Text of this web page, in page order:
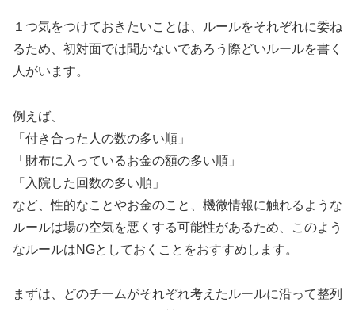
１つ気をつけておきたいことは、ルールをそれぞれに委ね
るため、初対面では聞かないであろう際どいルールを書く
人がいます。
例えば、
「付き合った人の数の多い順」
「財布に入っているお金の額の多い順」
「入院した回数の多い順」
など、性的なことやお金のこと、機微情報に触れるような
ルールは場の空気を悪くする可能性があるため、このよう
なルールはNGとしておくことをおすすめします。
まずは、どのチームがそれぞれ考えたルールに沿って整列